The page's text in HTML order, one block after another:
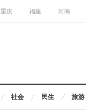
重庆 福建 河南
社会 民生 旅游